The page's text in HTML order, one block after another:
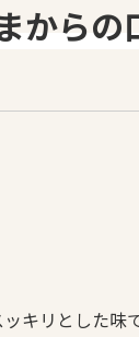
からの
リとした味